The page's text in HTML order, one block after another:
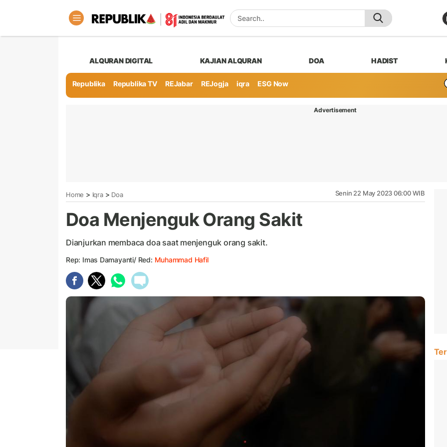
ALQURAN DIGITAL KAJIAN ALQURAN DOA HADIST
Republika Republika TV REJabar REJogja iqra ESG Now
Advertisement
Home > Iqra> Doa Senin 22 May 2023 06:00 WIB
Doa Menjenguk Orang Sakit
Dianjurkan membaca doa saat menjenguk orang sakit.
Rep: Imas Damayanti/ Red: Muhammad Hafil